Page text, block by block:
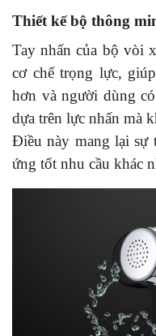
Thiết kế bộ thông
Tay nhấn của bộ vòi
cơ chế trọng lực,
hơn và người dùng
dựa trên lực nhấn mà
Điều này mang lại sự
ứng tốt nhu cầu khác